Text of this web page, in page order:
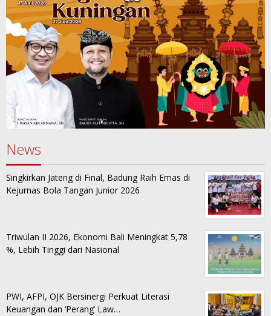
News
Singkirkan Jateng di Final, Badung Raih Emas di
Kejurnas Bola Tangan Junior 2026
Triwulan II 2026, Ekonomi Bali Meningkat 5,78
%, Lebih Tinggi dari Nasional
PWI, AFPI, OJK Bersinergi Perkuat Literasi
Keuangan dan ‘Perang’ Law…